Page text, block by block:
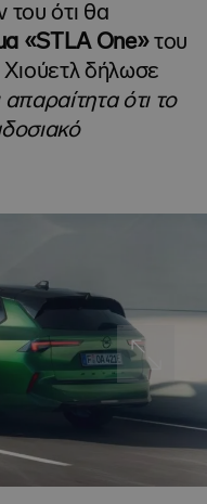
του ότι θα
«STLA One»του
δήλωσε
ότι το